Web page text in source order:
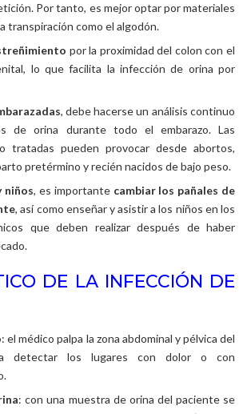
Por tanto, es mejor optar por materiales
transpiración como el algodón.
por la proximidad del colon con el
lo que facilita la infección de orina por
, debe hacerse un análisis continuo
de orina durante todo el embarazo. Las
tratadas pueden provocar desde abortos,
pretérmino y recién nacidos de bajo peso.
niños, es importante cambiar los pañales de
, así como enseñar y asistir a los niños en los
que deben realizar después de haber
DE LA INFECCIÓN DE
: el médico palpa la zona abdominal y pélvica del
detectar los lugares con dolor o con
: con una muestra de orina del paciente se